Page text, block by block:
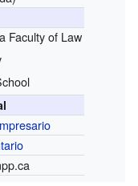
Faculty of Law